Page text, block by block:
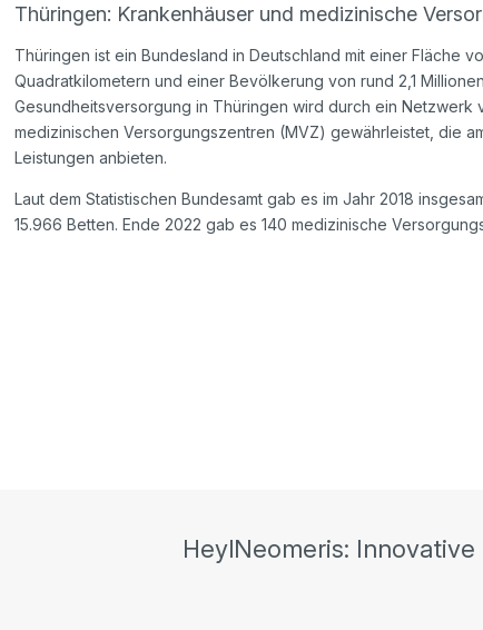
Thüringen: Krankenhäuser und medizinische
Thüringen ist ein Bundesland in Deutschland mit einer Fläche
Quadratkilometern und einer Bevölkerung von rund 2,1
Gesundheitsversorgung in Thüringen wird durch ein Netzwerk
medizinischen Versorgungszentren (MVZ) gewährleistet, die
Leistungen anbieten.
Laut dem Statistischen Bundesamt gab es im Jahr 2018
15.966 Betten. Ende 2022 gab es 140 medizinische
HeylNeomeris: